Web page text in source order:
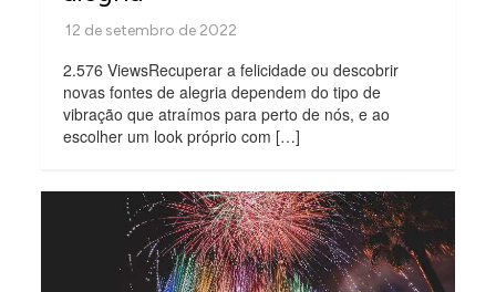
2.576 ViewsRecuperar a felicidade ou descobrir
novas fontes de alegria dependem do tipo de
vibração que atraímos para perto de nós, e ao
escolher um look próprio com […]